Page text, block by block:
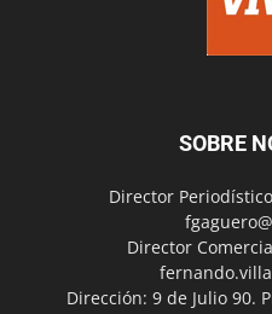
SOBRE
Director
Director
Dirección: 9 de Julio 90.